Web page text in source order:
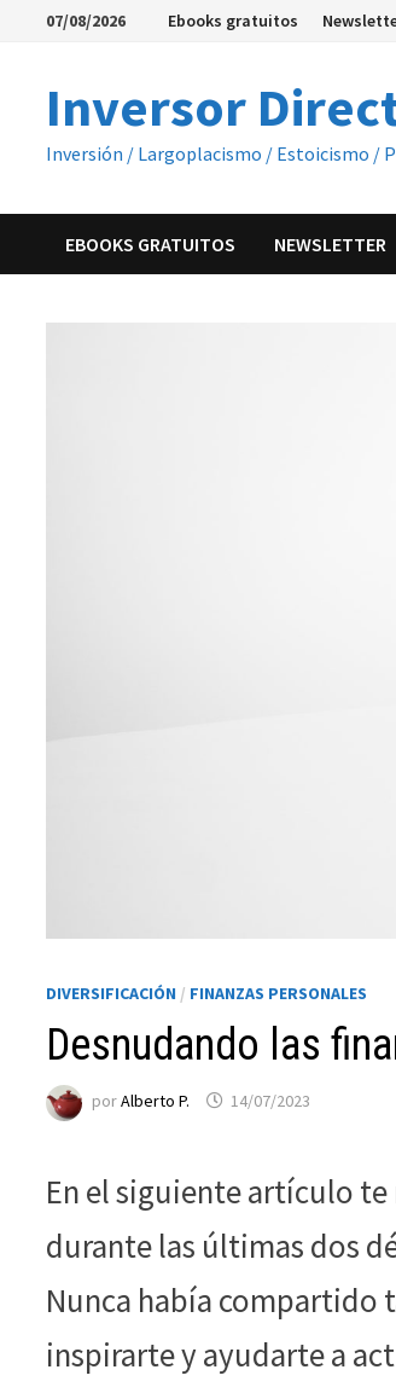
Saltar07/08/2026 Ebooks gratuitos
Inversor
Inversión / Largoplacismo / Estoicismo /
EBOOKS GRATUITOS NEWSLETTER
DIVERSIFICACIÓN / FINANZAS PERSONALES
Desnudando las
porAlberto P. 14/07/2023
En el siguiente artículo
durante las últimas dos
Nunca había compartido
inspirarte y ayudarte a
Son
necesarias
para que
funcione la
web.
Estadísticas
Para que
podamos
mejorar la
funcionalidad
y estructura
de la web, en